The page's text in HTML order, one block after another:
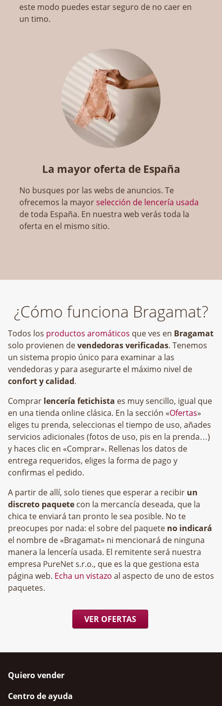
este modo puedes estar seguro de no caer en
un timo.
La mayor oferta de España
No busques por las webs de anuncios. Te
ofrecemos la mayorselección de lencería usada
de toda España. En nuestra web verás toda la
oferta en el mismo sitio.
¿Cómo funciona Bragamat?
Todos los productos aromáticos que ves en Bragamat
solo provienen devendedoras verificadas. Tenemos
un sistema propio único para examinar a las
vendedoras y para asegurarte el máximo nivel de
confort y calidad.
Comprar lencería fetichista es muy sencillo, igual que
en una tienda online clásica. En la sección «Ofertas»
eliges tu prenda, seleccionas el tiempo de uso, añades
servicios adicionales (fotos de uso, pis en la prenda…)
y haces clic en «Comprar». Rellenas los datos de
entrega requeridos, eliges la forma de pago y
confirmas el pedido.
A partir de allí, solo tienes que esperar a recibir un
discreto paquete con la mercancía deseada, que la
chica te enviará tan pronto le sea posible. No te
preocupes por nada: el sobre del paquete no indicará
el nombre de «Bragamat» ni mencionará de ninguna
manera la lencería usada. El remitente será nuestra
empresa
, que es la que gestiona esta
página web. Echa un vistazo al aspecto de uno de estos
paquetes.
VER OFERTAS
Quiero vender
Centro de ayuda